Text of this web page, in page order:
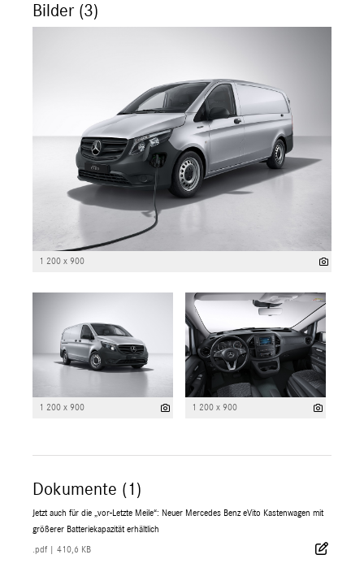
Bilder (3)
1 200 x 900
1 200 x 900 1 200 x 900
Dokumente (1)
Jetzt auch für die „vor-Letzte Meile“: Neuer Mercedes Benz eVito Kastenwagen mit
größerer Batteriekapazität erhältlich
.pdf 410,6 KB